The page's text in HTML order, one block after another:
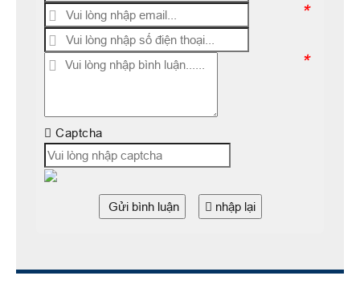
*
*
Captcha
Gửi bình luận nhập lại